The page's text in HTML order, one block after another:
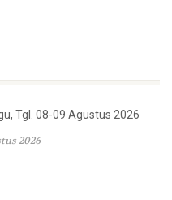
Tgl. 08-09 Agustus 2026
2026